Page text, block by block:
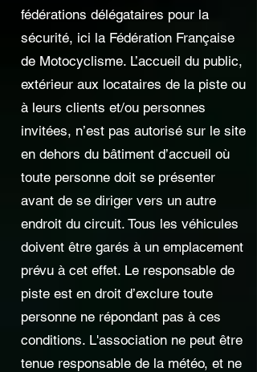
fédérations délégataires pour la
sécurité, ici la Fédération Française
de Motocyclisme. L’accueil du public,
extérieur aux locataires de la piste ou
à leurs clients et/ou personnes
invitées, n’est pas autorisé sur le site
en dehors du bâtiment d’accueil où
toute personne doit se présenter
avant de se diriger vers un autre
endroit du circuit. Tous les véhicules
doivent être garés à un emplacement
prévu à cet effet. Le responsable de
piste est en droit d’exclure toute
personne ne répondant pas à ces
conditions. L'association ne peut être
tenue responsable de la météo, et ne